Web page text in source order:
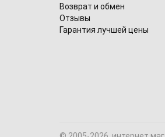
Возврат и обмен
Отзывы
Гарантия лучшей цены